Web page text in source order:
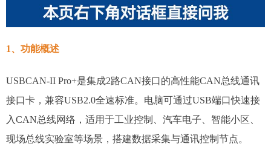
1、功能概述
USBCAN-II Pro+是集成2路CAN接口的高性能CAN总线通讯
接口卡，兼容USB2.0全速标准。电脑可通过USB端口快速接
入CAN总线网络，适用于工业控制、汽车电子、智能小区、
现场总线实验室等场景，搭建数据采集与通讯控制节点。